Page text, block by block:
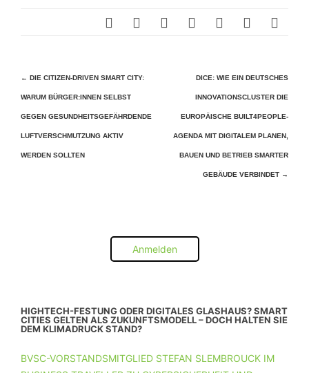
Beitragsnavigation
← DIE CITIZEN-DRIVEN SMART CITY:
WARUM BÜRGER:INNEN SELBST
GEGEN GESUNDHEITSGEFÄHRDENDE
LUFTVERSCHMUTZUNG AKTIV
WERDEN SOLLTEN
DICE: WIE EIN DEUTSCHES
INNOVATIONSCLUSTER DIE
EUROPÄISCHE BUILT4PEOPLE-
AGENDA MIT DIGITALEM PLANEN,
BAUEN UND BETRIEB SMARTER
GEBÄUDE VERBINDET →
Anmelden
HIGHTECH-FESTUNG ODER DIGITALES GLASHAUS? SMART
CITIES GELTEN ALS ZUKUNFTSMODELL – DOCH HALTEN SIE
DEM KLIMADRUCK STAND?
BVSC-VORSTANDSMITGLIED STEFAN SLEMBROUCK IM